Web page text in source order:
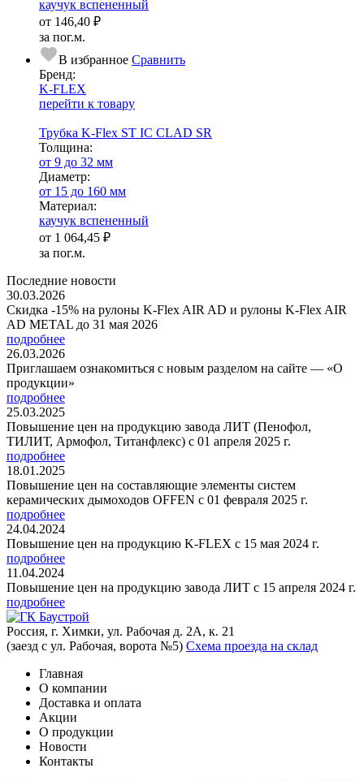
каучук вспененный
от 146,40 ₽
за пог.м.
В избранное Сравнить
Бренд:
K-FLEX
перейти к товару
Трубка K-Flex ST IС CLAD SR
Тол­щи­на:
от 9 до 32 мм
Диаметр:
от 15 до 160 мм
Ма­­те­­ри­­ал:
каучук вспененный
от 1 064,45 ₽
за пог.м.
Последние новости
30.03.2026
Скидка -15% на рулоны K-Flex AIR AD и рулоны K-Flex AIR
AD METAL до 31 мая 2026
подробнее
26.03.2026
Приглашаем ознакомиться с новым разделом на сайте — «О
продукции»
подробнее
25.03.2025
Повышение цен на продукцию завода ЛИТ (Пенофол,
ТИЛИТ, Армофол, Титанфлекс) с 01 апреля 2025 г.
подробнее
18.01.2025
Повышение цен на составляющие элементы систем
керамических дымоходов OFFEN с 01 февраля 2025 г.
подробнее
24.04.2024
Повышение цен на продукцию K-FLEX с 15 мая 2024 г.
подробнее
11.04.2024
Повышение цен на продукцию завода ЛИТ с 15 апреля 2024 г.
подробнее
Россия, г. Химки, ул. Рабочая д. 2А, к. 21
(заезд с ул. Рабочая, ворота №5) Схема проезда на склад
Главная
О компании
Доставка и оплата
Акции
О продукции
Новости
Контакты